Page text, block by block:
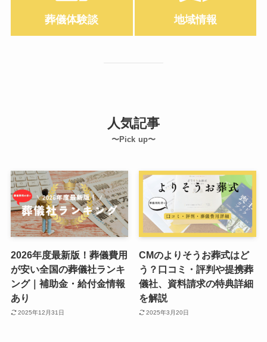
葬儀体験談 地域情報
人気記事
〜Pick up〜
2026年度最新版！葬儀費用
が安い全国の葬儀社ランキ
ング｜補助金・給付金情報
あり
2025年12月31日
CMのよりそうお葬式はど
う？口コミ・評判や提携葬
儀社、資料請求の特典詳細
を解説
2025年3月20日